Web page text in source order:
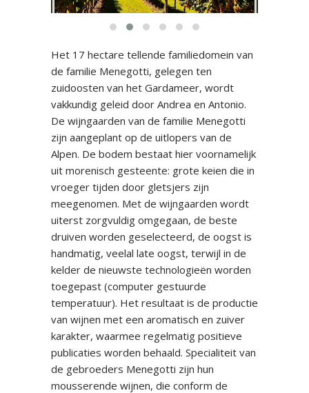
Het 17 hectare tellende familiedomein van
de familie Menegotti, gelegen ten
zuidoosten van het Gardameer, wordt
vakkundig geleid door Andrea en Antonio.
De wijngaarden van de familie Menegotti
zijn aangeplant op de uitlopers van de
Alpen. De bodem bestaat hier voornamelijk
uit morenisch gesteente: grote keien die in
vroeger tijden door gletsjers zijn
meegenomen. Met de wijngaarden wordt
uiterst zorgvuldig omgegaan, de beste
druiven worden geselecteerd, de oogst is
handmatig, veelal late oogst, terwijl in de
kelder de nieuwste technologieën worden
toegepast (computer gestuurde
temperatuur). Het resultaat is de productie
van wijnen met een aromatisch en zuiver
karakter, waarmee regelmatig positieve
publicaties worden behaald. Specialiteit van
de gebroeders Menegotti zijn hun
mousserende wijnen, die conform de